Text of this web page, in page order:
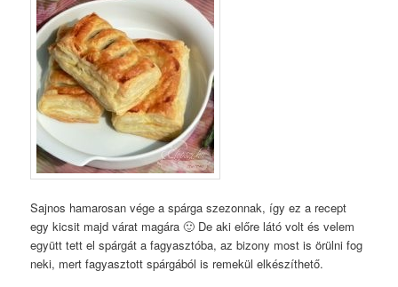
Sajnos hamarosan vége a spárga szezonnak, így ez a recept
egy kicsit majd várat magára 🙂 De aki előre látó volt és velem
együtt tett el spárgát a fagyasztóba, az bizony most is örülni fog
neki, mert fagyasztott spárgából is remekül elkészíthető.